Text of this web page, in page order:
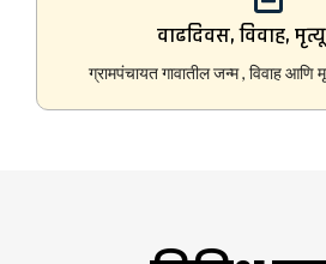
वाढदिवस, विवाह,
ग्रामपंचायत गावातील जन्म , विवाह आणि